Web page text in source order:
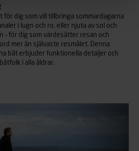
för dig som vill tillbringa sommardagarna
i lugn och ro, eller njuta av sol och
– för dig som värdesätter resan och
mer än självaste resmålet. Denna
båt erbjuder funktionella detaljer och
i alla åldrar.